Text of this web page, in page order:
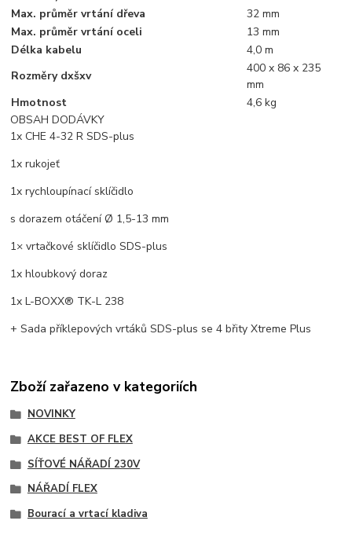
Max. průměr vrtání dřeva
32 mm
Max. průměr vrtání oceli
13 mm
Délka kabelu
4,0 m
Rozměry dxšxv
400 x 86 x 235
mm
Hmotnost
4,6 kg
OBSAH DODÁVKY
1x CHE 4-32 R SDS-plus
1x rukojeť
1x rychloupínací sklíčidlo
s dorazem otáčení Ø 1,5-13 mm
1× vrtačkové sklíčidlo SDS-plus
1x hloubkový doraz
1x L-BOXX® TK-L 238
+ Sada příklepových vrtáků SDS-plus se 4 břity Xtreme Plus
Zboží zařazeno v kategoriích
NOVINKY
AKCE BEST OF FLEX
SÍŤOVÉ NÁŘADÍ 230V
NÁŘADÍ FLEX
Bourací a vrtací kladiva